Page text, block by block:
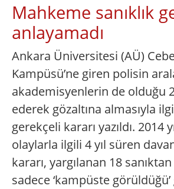
Mahkeme sanıklık
anlayamadı
Ankara Üniversitesi (AÜ)
Kampüsü’ne giren polisin
akademisyenlerin de olduğu
ederek gözaltına almasıyla
gerekçeli kararı yazıldı. 2014
olaylarla ilgili 4 yıl süren
kararı, yargılanan 18 sanıktan
sadece ‘kampüste